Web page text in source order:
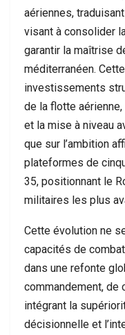
aériennes,
visant à consolider
garantir la maîtrise
méditerranéen.
investissements
de la flotte
et la mise à niveau
que sur l’ambition
plateformes de
35, positionnant le
militaires les plus
Cette évolution ne
capacités de
dans une refonte
commandement, de
intégrant la
décisionnelle et